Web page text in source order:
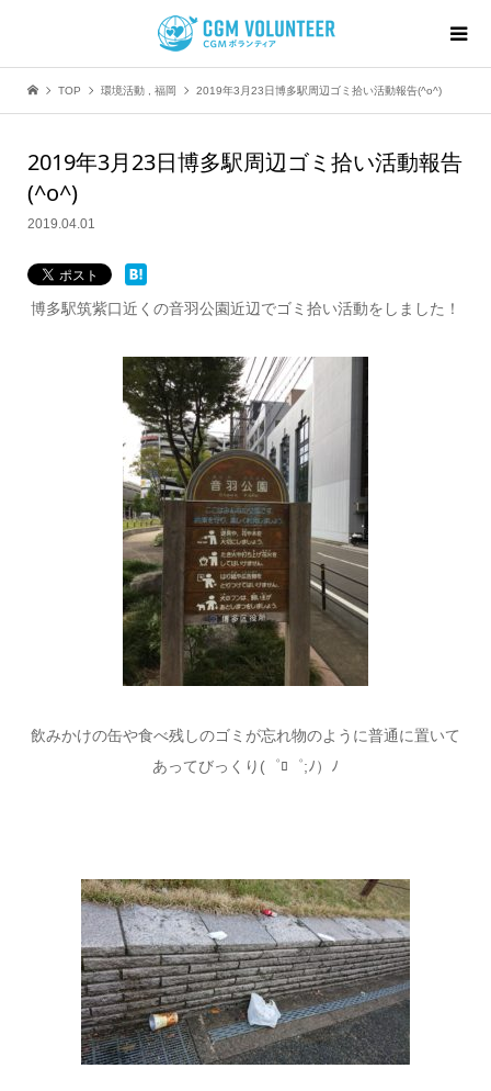
TOP 環境活動 福岡 2019年3月23日博多駅周辺ゴミ拾い活動報告(^o^)
2019年3月23日博多駅周辺ゴミ拾い活動報告
(^o^)
2019.04.01
博多駅筑紫口近くの音羽公園近辺でゴミ拾い活動をしました！
飲みかけの缶や食べ残しのゴミが忘れ物のように普通に置いて
あってびっくり(゜ﾛ゜;ﾉ）ﾉ